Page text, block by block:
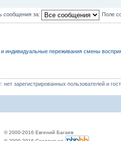
сообщения за: Поле
индивидуальные переживания смены
зарегистрированных пользователей и
© 2000-2016 Евгений Багаев